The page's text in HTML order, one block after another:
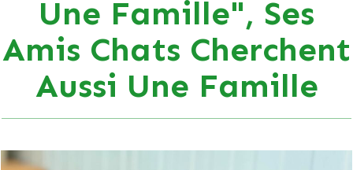
Une Famille", Ses
Amis Chats Cherchent
Aussi Une Famille